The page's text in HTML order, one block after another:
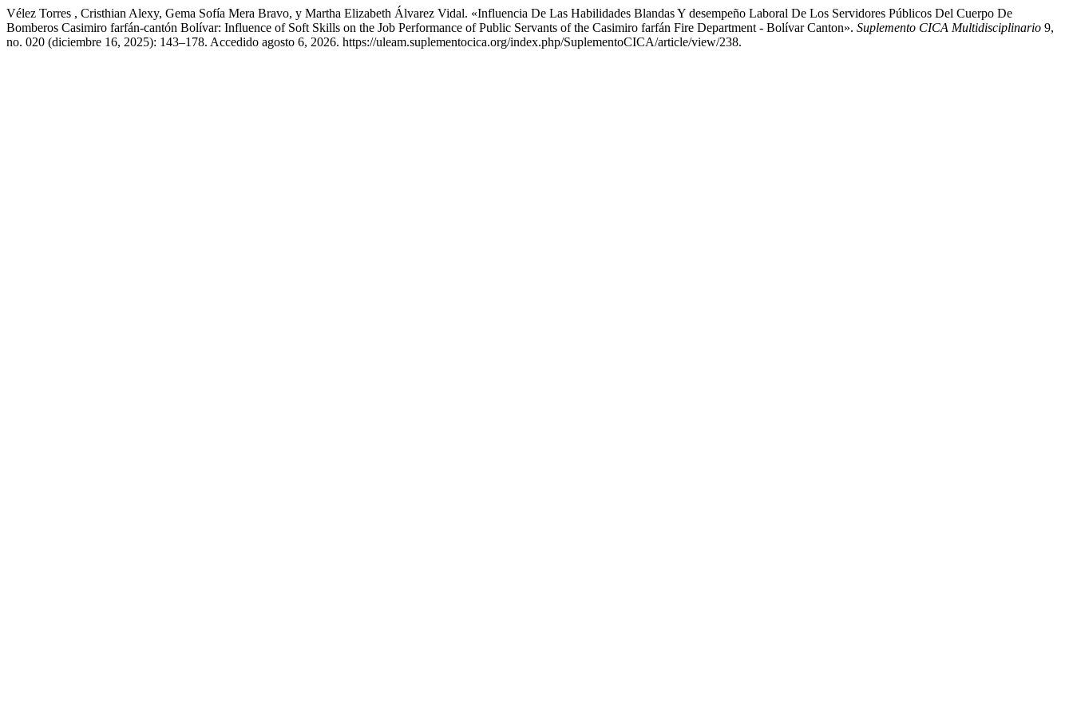
Vélez Torres , Cristhian Alexy, Gema Sofía Mera Bravo, y Martha Elizabeth Álvarez Vidal. «Influencia De Las Habilidades Blandas Y desempeño Laboral De Los Servidores Públicos Del Cuerpo De
Bomberos Casimiro farfán-cantón Bolívar: Influence of Soft Skills on the Job Performance of Public Servants of the Casimiro farfán Fire Department - Bolívar Canton». Suplemento CICA Multidisciplinario 9,
no. 020 (diciembre 16, 2025): 143–178. Accedido agosto 6, 2026. https://uleam.suplementocica.org/index.php/SuplementoCICA/article/view/238.